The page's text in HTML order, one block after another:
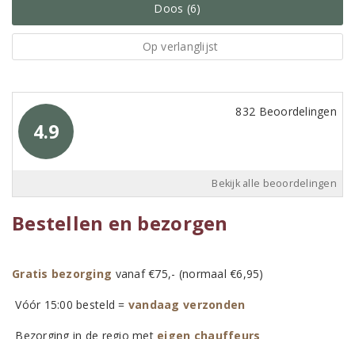
Doos (6)
Op verlanglijst
4.9
832 Beoordelingen
Bekijk alle beoordelingen
Bestellen en bezorgen
Gratis bezorging vanaf €75,- (normaal €6,95)
Vóór 15:00 besteld = vandaag verzonden
Bezorging in de regio met eigen chauffeurs